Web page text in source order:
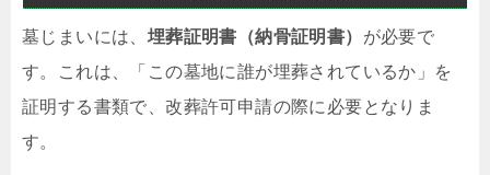
墓じまいには、 埋葬証明書（納骨証明書） が必要で
す。これは、「この墓地に誰が埋葬されているか」を
証明する書類で、改葬許可申請の際に必要となりま
す。